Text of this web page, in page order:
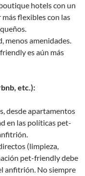
hotels con un
flexibles con las
menos amenidades.
es aún más
etc.):
desde apartamentos
en las políticas pet-
(limpieza,
pet-friendly debe
anfitrión. No siempre